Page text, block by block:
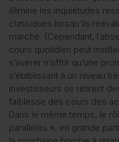
élimine les inquiétudes
classiques lorsqu’ils
marché. (Cependant,
cours quotidien peut
s’avérer n’offrir qu’une
s’établissant à un niveau
investisseurs se retirent
faiblesse des cours des
Dans le même temps, le
parallèles », en grande